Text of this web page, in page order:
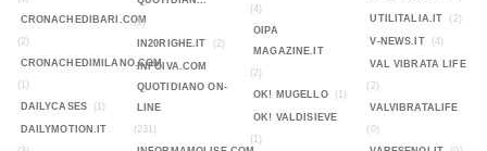
CRONACHEDIBARI.COM
(2)
CRONACHEDIMILANO.COM
(1)
DAILYCASES
(1)
DAILYMOTION.IT
(1)
IN20RIGHE.IT
(2)
INFOIVA.COM
QUOTIDIANO ON-
LINE
(231)
(4)
OIPA
MAGAZINE.IT
(2)
OK! MUGELLO
(1)
OK! VALDISIEVE
(1)
UTILITALIA.IT (2)
V-NEWS.IT (4)
VAL VIBRATA LIFE
(2)
VALVIBRATALIFE
(0)